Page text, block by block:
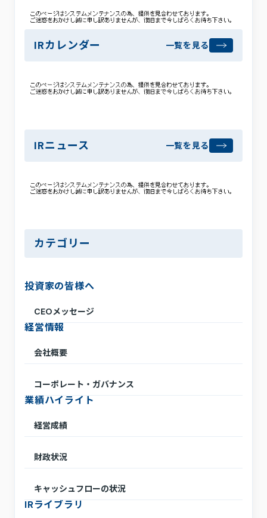
ニュース
採用情報
プライバシーポリシー
IRカレンダー 一覧を見る
IRニュース 一覧を見る
カテゴリー
投資家の皆様へ
CEOメッセージ
経営情報
会社概要
コーポレート・ガバナンス
業績ハイライト
経営成績
財政状況
キャッシュフローの状況
IRライブラリ